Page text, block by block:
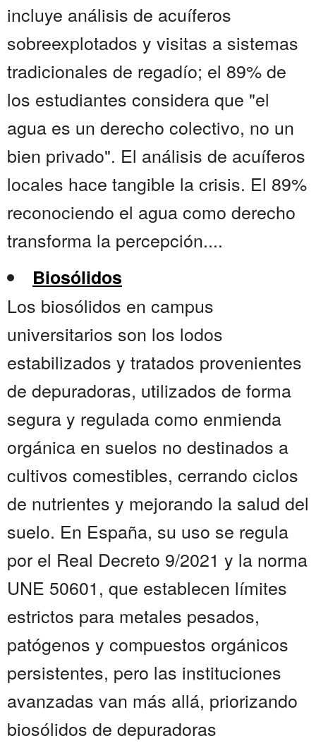
incluye análisis de acuíferos
sobreexplotados y visitas a sistemas
tradicionales de regadío; el 89% de
los estudiantes considera que "el
agua es un derecho colectivo, no un
bien privado". El análisis de acuíferos
locales hace tangible la crisis. El 89%
reconociendo el agua como derecho
transforma la percepción....
Biosólidos
Los biosólidos en campus
universitarios son los lodos
estabilizados y tratados provenientes
de depuradoras, utilizados de forma
segura y regulada como enmienda
orgánica en suelos no destinados a
cultivos comestibles, cerrando ciclos
de nutrientes y mejorando la salud del
suelo. En España, su uso se regula
por el Real Decreto 9/2021 y la norma
UNE 50601, que establecen límites
estrictos para metales pesados,
patógenos y compuestos orgánicos
persistentes, pero las instituciones
avanzadas van más allá, priorizando
biosólidos de depuradoras